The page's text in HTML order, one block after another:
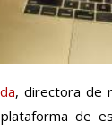
, directora de
de